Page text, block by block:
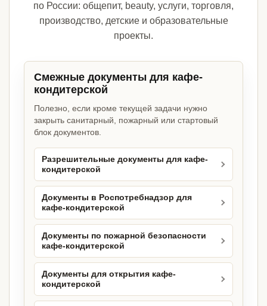
по России: общепит, beauty, услуги, торговля,
производство, детские и образовательные
проекты.
Смежные документы для кафе-
кондитерской
Полезно, если кроме текущей задачи нужно
закрыть санитарный, пожарный или стартовый
блок документов.
Разрешительные документы для кафе-
кондитерской
Документы в Роспотребнадзор для
кафе-кондитерской
Документы по пожарной безопасности
кафе-кондитерской
Документы для открытия кафе-
кондитерской